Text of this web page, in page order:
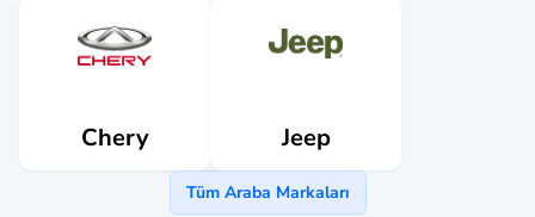
Chery Jeep
Tüm Araba Markaları